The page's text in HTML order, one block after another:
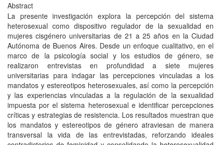
Abstract
La presente investigación explora la percepción del sistema
heterosexual como dispositivo regulador de la sexualidad en
mujeres cisgénero universitarias de 21 a 25 años en la Ciudad
Autónoma de Buenos Aires. Desde un enfoque cualitativo, en el
marco de la psicología social y los estudios de género, se
realizaron entrevistas en profundidad a siete mujeres
universitarias para indagar las percepciones vinculadas a los
mandatos y estereotipos heterosexuales, así como la percepción
y las experiencias vinculadas a la regulación de la sexualidad
impuesta por el sistema heterosexual e identificar percepciones
críticas y estrategias de resistencia. Los resultados muestran que
los mandatos y estereotipos de género atraviesan de manera
transversal la vida de las entrevistadas, reforzando ideales